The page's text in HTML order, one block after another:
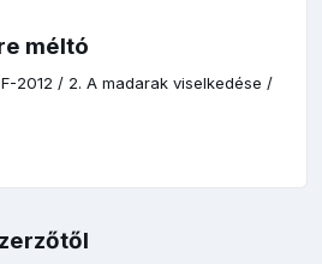
méltó
2012 / 2. A madarak viselkedése /